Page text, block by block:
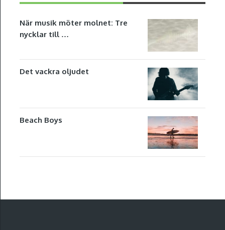
När musik möter molnet: Tre
nycklar till …
Det vackra oljudet
Beach Boys